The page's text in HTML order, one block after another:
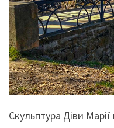
Скульптура Діви Марії